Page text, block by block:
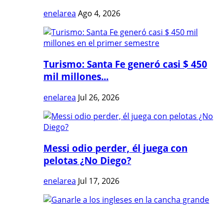
enelarea Ago 4, 2026
Turismo: Santa Fe generó casi $ 450
mil millones...
enelarea Jul 26, 2026
Messi odio perder, él juega con
pelotas ¿No Diego?
enelarea Jul 17, 2026